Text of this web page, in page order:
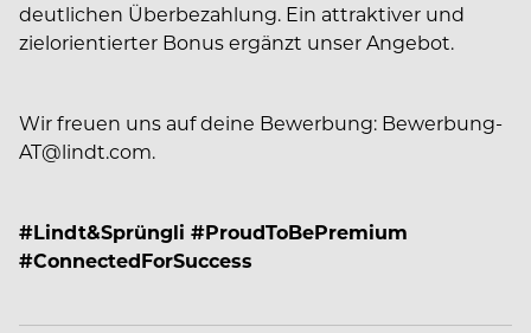
deutlichen Überbezahlung. Ein attraktiver und
zielorientierter Bonus ergänzt unser Angebot.
Wir freuen uns auf deine Bewerbung: Bewerbung-
AT@lindt.com.
#Lindt&Sprüngli #ProudToBePremium
#ConnectedForSuccess